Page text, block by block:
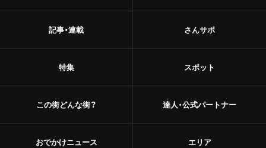
記事・連載
特集
この街どんな街？
おでかけニュース
さんサポ
スポット
達人・公式パートナー
エリア